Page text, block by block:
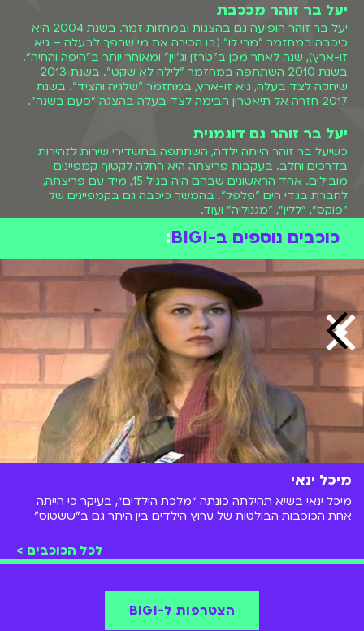
יעל בר זוהר מככבת
יעל בר זוהר הופיעה גם בהצגות ובמחזות זמר. בשנת 2004 היא
כיכבה במחזמר "מרי לו" (בו הכירה את מי שהפך לבעלה – גיא
זו-ארץ), שנה לאחר מכן ב"טרזן וג'יין" ומאוחר יותר ב"היפה והחיה".
בשנת 2010 השתתפה במחזמר "לילה לא שקט". בשנת 2013
שיחקה לצד בעלה, גיא זו-ארץ, במחזמר "שלגיה והציד". בשנת
2017 חזרה אל תיאטרון הבימה לצד בעלה בהצגה "פעם בשנה".
יעל בר זוהר גם דוגמנית
כשיעל בר זוהר הייתה ילדה, השתתפה בתשדירי שירות לזהירות
בדרכים וחלב. בעקבות פריצתה היא החלה לקטוף קמפיינים
מובילים. אחד הראשונים שבהם היה בגיל 15, מיד עם פריצתה,
לחברת בגדי הים "פלפל". בהמשך כיכבה גם בקמפיינים של
"פוקס", "ללין", "מגנוליה" ועוד.
כוכבים נוספים ב-BIGI :
מיכל ינאי
מיכל ינאי בשיא תהילתה כונתה ״מלכת הילדים״, בעיקר כי הייתה
אחת הכוכבות הבולטות של ערוץ הילדים בין היתר גם ב״ששטוס״
לכל הכוכבים >
הצטרפות ל-BIGI